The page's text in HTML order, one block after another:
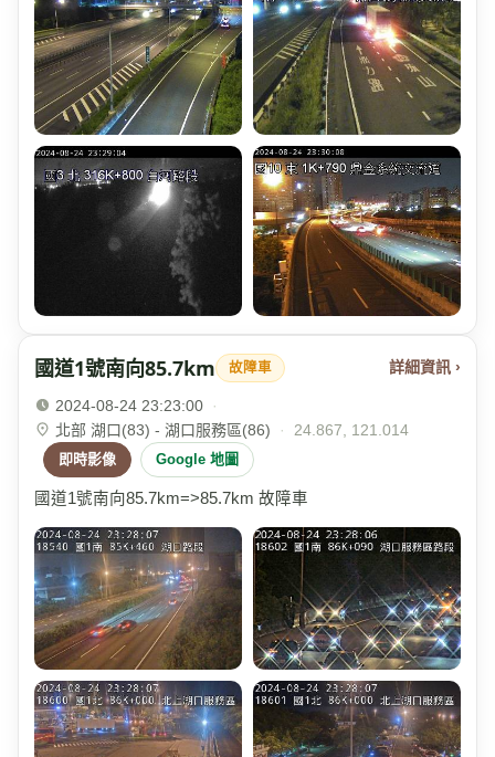
國道1號南向85.7km 故障車 詳細資訊 ›
2024-08-24 23:23:00
·
北部 湖口(83) - 湖口服務區(86)
· 24.867, 121.014
即時影像 Google 地圖
國道1號南向85.7km=>85.7km 故障車